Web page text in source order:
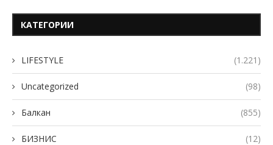
КАТЕГОРИИ
LIFESTYLE (1.221)
Uncategorized (98)
Балкан (855)
БИЗНИС (12)